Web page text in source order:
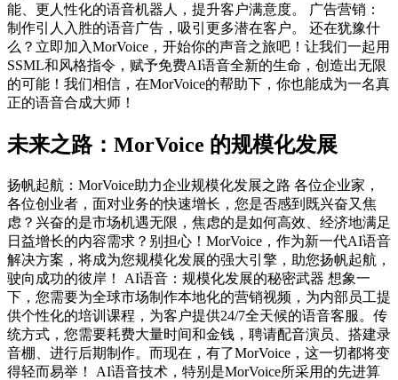
能、更人性化的语音机器人，提升客户满意度。 广告营销：
制作引人入胜的语音广告，吸引更多潜在客户。 还在犹豫什
么？立即加入MorVoice，开始你的声音之旅吧！让我们一起用
SSML和风格指令，赋予免费AI语音全新的生命，创造出无限
的可能！我们相信，在MorVoice的帮助下，你也能成为一名真
正的语音合成大师！
未来之路：MorVoice 的规模化发展
扬帆起航：MorVoice助力企业规模化发展之路 各位企业家，
各位创业者，面对业务的快速增长，您是否感到既兴奋又焦
虑？兴奋的是市场机遇无限，焦虑的是如何高效、经济地满足
日益增长的内容需求？别担心！MorVoice，作为新一代AI语音
解决方案，将成为您规模化发展的强大引擎，助您扬帆起航，
驶向成功的彼岸！ AI语音：规模化发展的秘密武器 想象一
下，您需要为全球市场制作本地化的营销视频，为内部员工提
供个性化的培训课程，为客户提供24/7全天候的语音客服。传
统方式，您需要耗费大量时间和金钱，聘请配音演员、搭建录
音棚、进行后期制作。而现在，有了MorVoice，这一切都将变
得轻而易举！ AI语音技术，特别是MorVoice所采用的先进算